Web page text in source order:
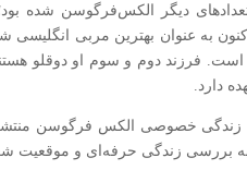
دیگر الکس‌فرگوسن شده
به عنوان بهترین مربی انگلیسی
فرزندش ۴۸ ساله است. فرزند دوم و سوم
زندگی خصوصی الکس فرگوسن
به بررسی زندگی حرفه‌ای و موقعیت